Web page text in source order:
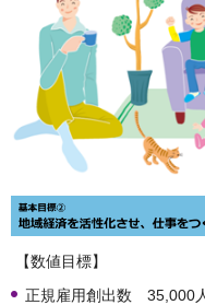
【数値目標】
正規雇用創出数 35,000